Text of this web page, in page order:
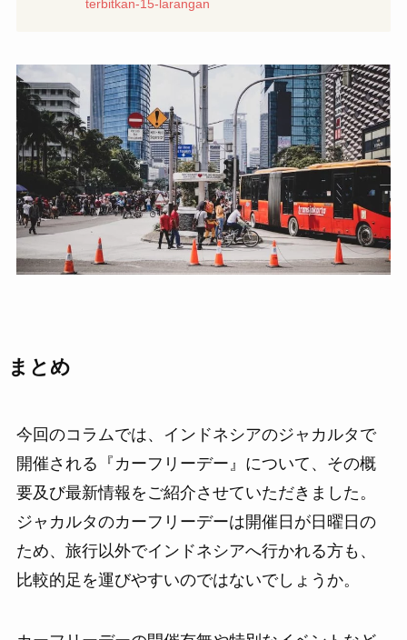
terbitkan-15-larangan
まとめ
今回のコラムでは、インドネシアのジャカルタで
開催される『カーフリーデー』について、その概
要及び最新情報をご紹介させていただきました。
ジャカルタのカーフリーデーは開催日が日曜日の
ため、旅行以外でインドネシアへ行かれる方も、
比較的足を運びやすいのではないでしょうか。